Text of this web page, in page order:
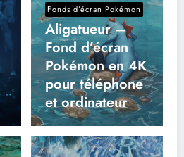
Fonds d’écran Pokémon
Aligatueur –
Fond d’écran
Pokémon en 4K
pour téléphone
et ordinateur